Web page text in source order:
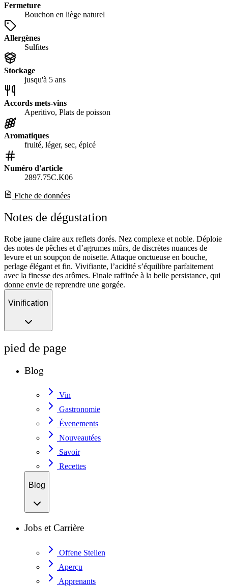
Fermeture
Bouchon en liège naturel
Allergènes
Sulfites
Stockage
jusqu'à 5 ans
Accords mets-vins
Aperitivo, Plats de poisson
Aromatiques
fruité, léger, sec, épicé
Numéro d'article
2897.75C.K06
Fiche de données
Notes de dégustation
Robe jaune claire aux reflets dorés. Nez complexe et noble. Déploie
des notes de pêches et d’agrumes mûrs, de discrètes nuances de
levure et un soupçon de noisette. Attaque onctueuse en bouche,
perlage élégant et fin. Vivifiante, l’acidité s’équilibre parfaitement
avec la finesse des arômes. Finale raffinée à la belle persistance, qui
donne envie de reprendre une gorgée.
Vinification
pied de page
Blog
Vin
Gastronomie
Évenements
Nouveautées
Savoir
Recettes
Blog
Jobs et Carrière
Offene Stellen
Aperçu
Apprenants